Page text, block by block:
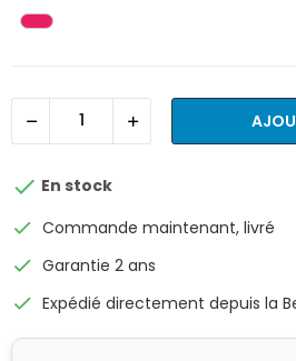
 En stock
check Commande maintenant, livré
check Garantie 2 ans
check Expédié directement depuis la